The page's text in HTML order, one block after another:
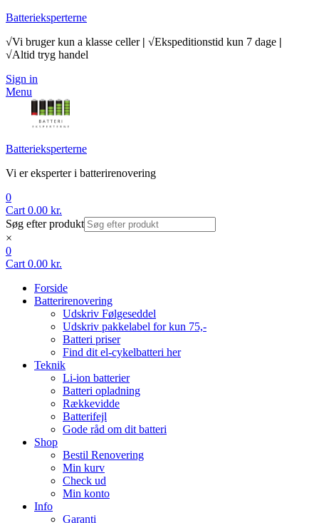
Batterieksperterne
√Vi bruger kun a klasse celler | √Ekspeditionstid kun 7 dage |
√Altid tryg handel
Sign in
Menu
Batterieksperterne
Vi er eksperter i batterirenovering
0
Cart 0.00 kr.
Søg efter produkt
×
0
Cart 0.00 kr.
Forside
Batterirenovering
Udskriv Følgeseddel
Udskriv pakkelabel for kun 75,-
Batteri priser
Find dit el-cykelbatteri her
Teknik
Li-ion batterier
Batteri opladning
Rækkevidde
Batterifejl
Gode råd om dit batteri
Shop
Bestil Renovering
Min kurv
Check ud
Min konto
Info
Garanti